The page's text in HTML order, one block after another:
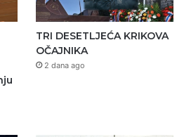
TRI DESETLJEĆA KRIKOVA
OČAJNIKA
2 dana ago